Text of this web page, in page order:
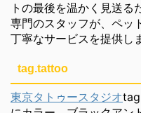
トの最後を温かく見送る
専門のスタッフが、ペッ
丁寧なサービスを提供し
tag.tattoo
東京タトゥースタジオ